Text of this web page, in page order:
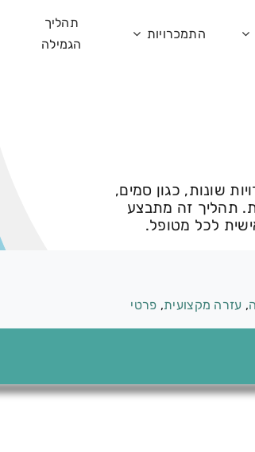
התמכרויות
תהליך
הגמילה
שונות, כגון סמים,
תהליך זה מתבצע
לכל מטופל.
, עזרה מקצועית, פרטי